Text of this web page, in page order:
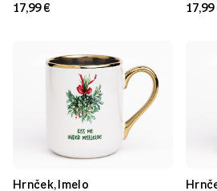
17,99 € 17,99
Hrnček, Imelo